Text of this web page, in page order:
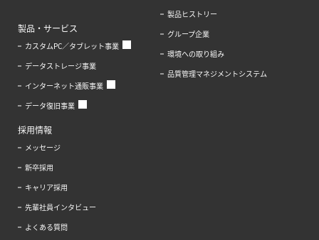
製品・サービス
カスタムPC／タブレット事業
データストレージ事業
インターネット通販事業
データ復旧事業
製品ヒストリー
グループ企業
環境への取り組み
品質管理マネジメントシステム
採用情報
メッセージ
新卒採用
キャリア採用
先輩社員インタビュー
よくある質問